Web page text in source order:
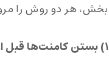
بخش، هر دو روش را
۱) بستن کامنت‌ها قبل از انتشار پست: